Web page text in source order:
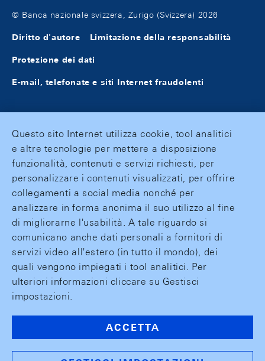
© Banca nazionale svizzera, Zurigo (Svizzera) 2026
Diritto d'autore Limitazione della responsabilità
Protezione dei dati
E-mail, telefonate e siti Internet fraudolenti
Questo sito Internet utilizza cookie, tool analitici
e altre tecnologie per mettere a disposizione
funzionalità, contenuti e servizi richiesti, per
personalizzare i contenuti visualizzati, per offrire
collegamenti a social media nonché per
analizzare in forma anonima il suo utilizzo al fine
di migliorarne l'usabilità. A tale riguardo si
comunicano anche dati personali a fornitori di
servizi video all'estero (in tutto il mondo), dei
quali vengono impiegati i tool analitici. Per
ulteriori informazioni cliccare su Gestisci
impostazioni.
ACCETTA